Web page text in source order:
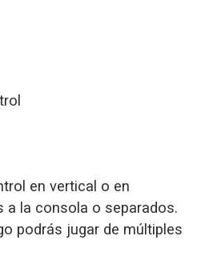
en vertical o en
a la consola o separados.
podrás jugar de múltiples